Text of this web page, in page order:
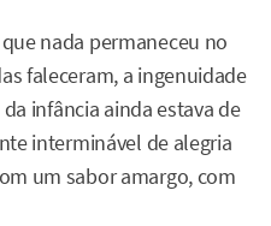
nada permaneceu no
faleceram, a ingenuidade
infância ainda estava de
interminável de alegria
um sabor amargo, com